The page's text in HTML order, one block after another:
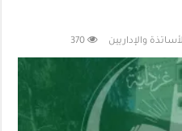
والإداريين 370